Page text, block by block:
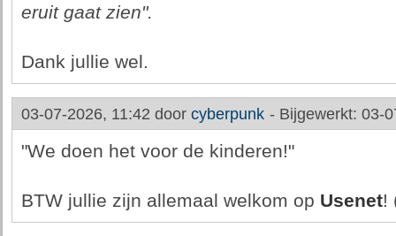
eruit gaat zien".
Dank jullie wel.
03-07-2026, 11:42 door cyberpunk - Bijgewerkt: 03-
"We doen het voor de kinderen!"
BTW jullie zijn allemaal welkom op Usenet!